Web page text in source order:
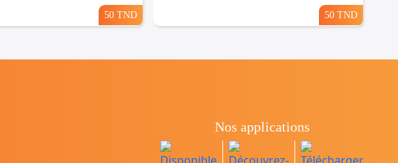
50 TND 50 TND
Nos applications